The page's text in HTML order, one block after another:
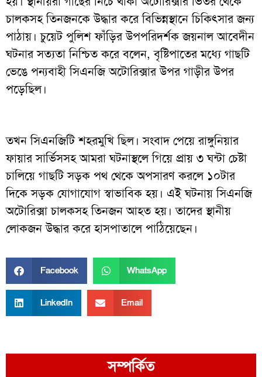
চালকসহ তিনজনকে উদ্ধার করে বিভিন্নস্থানে চিকিৎসার জন্য
পাঠায়। চুয়েট পুলিশ ফাঁড়ির উপপরিদর্শক জয়নাল আবেদীন
ঘটনার সত্যতা নিশ্চিত করে বলেন, বৃষ্টিপাতের মধ্যে গাছটি
ভেঙে পন্যবাহী সিএনজি অটোরিক্সার উপর গাড়ীর উপর
পড়েছিল।
তখন সিএনজিটি শহরমুখি ছিল। সংবাদ পেয়ে রাঙ্গুনিয়ার
ফায়ার সার্ভিসসহ আমরা ঘটনাস্থলে গিয়ে প্রায় ৩ ঘন্টা চেষ্টা
চালিয়ে গাছটি সড়ক পথ থেকে অপসারণ করলে ১০টার
দিকে সড়ক যোগাযোগ স্বাভাবিক হয়। এই ঘটনায় সিএনজি
অটোরিক্সা চালকসহ তিনজন আহত হয়। তাদের স্থানীয়
লোকজন উদ্ধার করে হাসপাতালে পাঠিয়েছেন।
Facebook WhatsApp
LinkedIn Email
সম্পর্কিত